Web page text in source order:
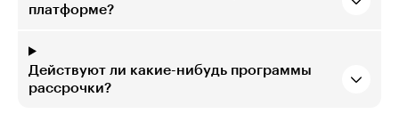
платформе?
Действуют ли какие-нибудь программы
рассрочки?